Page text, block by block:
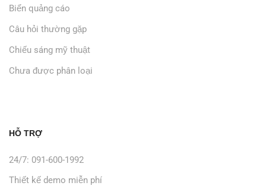
Biển quảng cáo
Câu hỏi thường gặp
Chiếu sáng mỹ thuật
Chưa được phân loại
HỖ TRỢ
24/7: 091-600-1992
Thiết kế demo miễn phí